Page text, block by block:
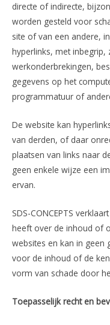
directe of indirecte,
worden gesteld voor
site of van een andere,
hyperlinks, met inbegrip,
werkonderbrekingen,
gegevens op het
programmatuur of
De website kan
van derden, of daar
plaatsen van links naar
geen enkele wijze een
ervan.
SDS-CONCEPTS
heeft over de inhoud of
websites en kan in geen
voor de inhoud of de
vorm van schade door
Toepasselijk recht en